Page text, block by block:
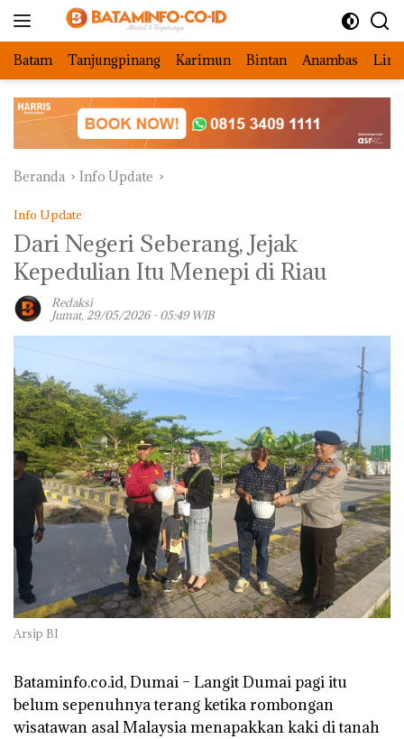
Batam Tanjungpinang Karimun Bintan Anambas
Beranda Info Update
Info Update
Dari Negeri Seberang, Jejak
Kepedulian Itu Menepi di Riau
Redaksi
Jumat, 29/05/2026 - 05:49 WIB
Arsip BI
Bataminfo.co.id, Dumai – Langit Dumai pagi itu
belum sepenuhnya terang ketika rombongan
wisatawan asal Malaysia menapakkan kaki di tanah